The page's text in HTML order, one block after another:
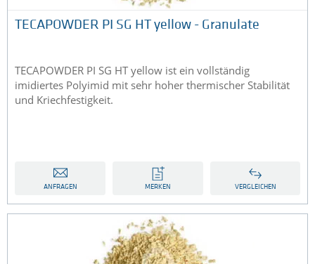
TECAPOWDER PI SG HT yellow - Granulate
TECAPOWDER PI SG HT yellow ist ein vollständig
imidiertes Polyimid mit sehr hoher thermischer Stabilität
und Kriechfestigkeit.
ANFRAGEN MERKEN VERGLEICHEN